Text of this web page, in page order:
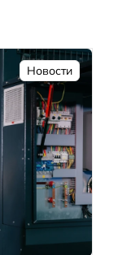
Новости